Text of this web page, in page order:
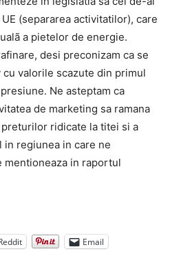
(separarea activitatilor), care
a pietelor de energie.
desi preconizam ca se
valorile scazute din primul
Ne asteptam ca
de marketing sa ramana
ridicate la titei si a
regiunea in care ne
mentioneaza in raportul
Email